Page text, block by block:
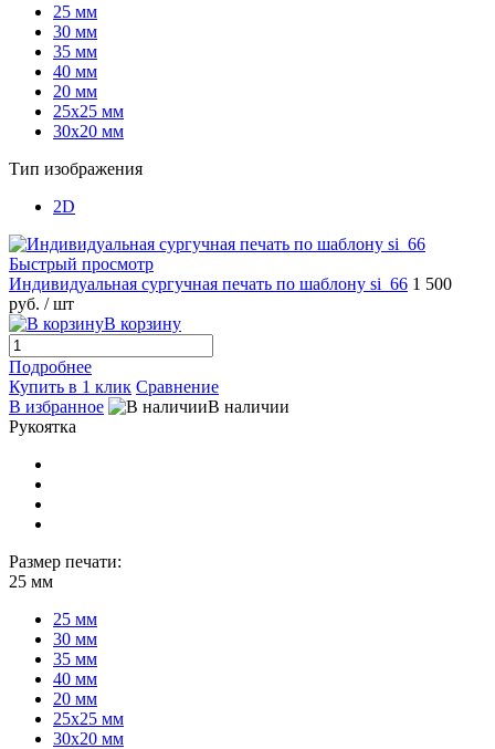
25 мм
30 мм
35 мм
40 мм
20 мм
25х25 мм
30х20 мм
Тип изображения
2D
Быстрый просмотр
Индивидуальная сургучная печать по шаблону si_66 1 500
руб. / шт
В корзину
Подробнее
Купить в 1 клик Сравнение
В избранное
В наличии
Рукоятка
Размер печати:
25 мм
25 мм
30 мм
35 мм
40 мм
20 мм
25х25 мм
30х20 мм